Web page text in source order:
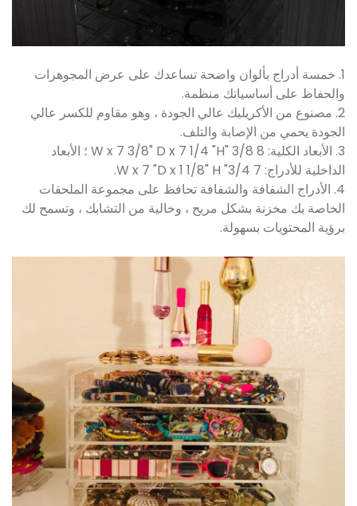
1. خمسة أدراج بألوان واضحة تساعدك على عرض المجوهرات
والحفاظ على أساسياتك منظمة.
2. مصنوع من الأكريليك عالي الجودة ، وهو مقاوم للكسر عالي
الجودة يحمي من الإصابة والتلف.
3. الأبعاد الكلية: 8 3/8 "W x 7 3/8" D x 7 1/4 "H ؛ الأبعاد
الداخلية للأدراج: 7 3/4" W x 7 "D x 1 1/8" H.
4. الأدراج الشفافة والشفافة تحافظ على مجموعة الملحقات
الخاصة بك مخزنة بشكل مريح ، وخالية من التشابك ، وتسمح لك
برؤية المحتويات بسهولة.